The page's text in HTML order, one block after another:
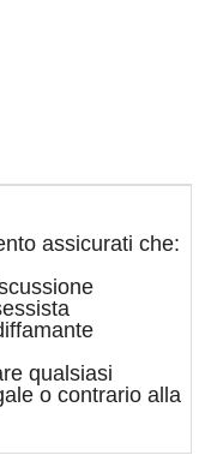
assicurati che:
qualsiasi
o contrario alla